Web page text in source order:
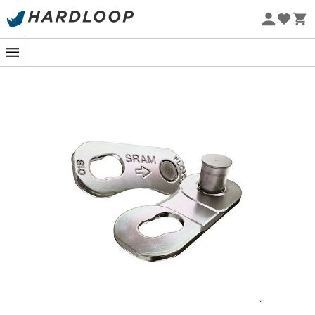
Promoções de verão 🔥 -5% EXTRA a partir de 2 produtos*